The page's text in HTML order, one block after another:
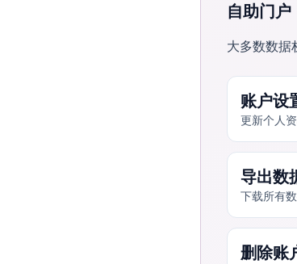
自助门户
大多数数据
账户设
更新个人
导出数
下载所有
删除账